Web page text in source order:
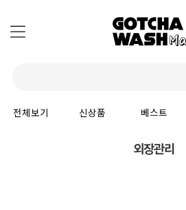
전체보기 신상품 베스트
외장관리